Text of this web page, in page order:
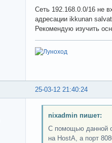
Сеть 192.168.0.0/16 не
адресации ikkunan
Рекомендую изучить
25-03-12 21:40:24
nixadmin пишет:
С помощью данной
на HostA, а порт